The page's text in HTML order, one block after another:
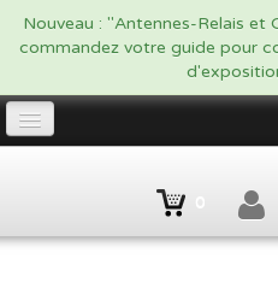
google.com, pub-
Nouveau : "Antennes-Relais et
commandez votre guide pour